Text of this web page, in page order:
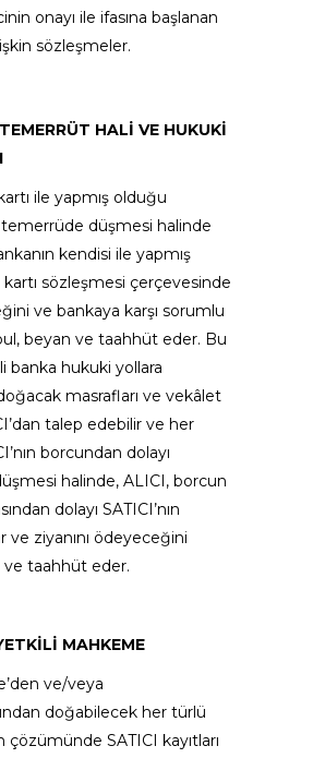
onayı ile ifasına başlanan
sözleşmeler.
HALİ VE HUKUKİ
ile yapmış olduğu
düşmesi halinde
kendisi ile yapmış
sözleşmesi çerçevesinde
ve bankaya karşı sorumlu
beyan ve taahhüt eder. Bu
banka hukuki yollara
masrafları ve vekâlet
talep edebilir ve her
borcundan dolayı
halinde, ALICI, borcun
dolayı SATICI’nın
ve ziyanını ödeyeceğini
ve taahhüt eder.
MAHKEME
ve/veya
doğabilecek her türlü
çözümünde SATICI kayıtları